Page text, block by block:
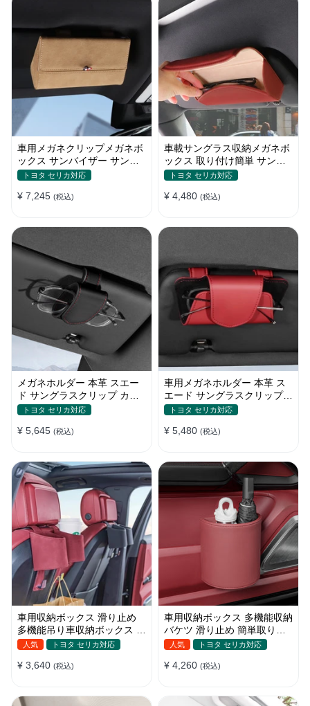
車用メガネクリップメガネボ
ックス サンバイザー サング
ラスホルダー 取り付け簡単
トヨタ セリカ対応
¥ 7,245 (税込)
車載サングラス収納メガネボ
ックス 取り付け簡単 サンバ
イザー 車用メガネケース 小
トヨタ セリカ対応
¥ 4,480 (税込)
メガネホルダー 本革 スエー
ド サングラスクリップ カー
サンバイザー 用 カード収納
トヨタ セリカ対応
¥ 5,645 (税込)
車用メガネホルダー 本革 ス
エード サングラスクリップ
サングラスケース 便利グッズ
簡単
トヨタ セリカ対応
¥ 5,480 (税込)
車用収納ボックス 滑り止め
多機能吊り車収納ボックス 簡
単取り付け 車内収納袋 小物
人気 トヨタ セリカ対応
¥ 3,640 (税込)
車用収納ボックス 多機能収納
バケツ 滑り止め 簡単取り付
け 車内収納袋 小物入れ 多機
納用品
人気 トヨタ セリカ対応
¥ 4,260 (税込)